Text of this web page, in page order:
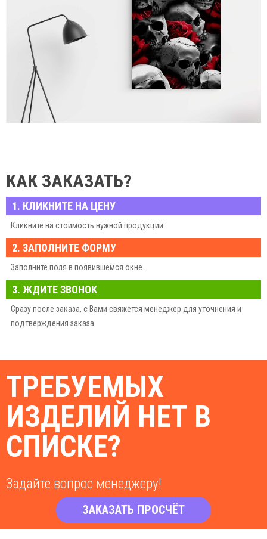
КАК ЗАКАЗАТЬ?
1. КЛИКНИТЕ НА ЦЕНУ
Кликните на стоимость нужной продукции.
2. ЗАПОЛНИТЕ ФОРМУ
Заполните поля в появившемся окне.
3. ЖДИТЕ ЗВОНОК
Сразу после заказа, с Вами свяжется менеджер для уточнения и
подтверждения заказа
ТРЕБУЕМЫХ
ИЗДЕЛИЙ НЕТ В
СПИСКЕ?
Задайте вопрос менеджеру!
ЗАКАЗАТЬ ПРОСЧЁТ